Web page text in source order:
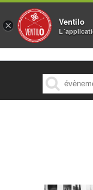
MENU
× Ventilo